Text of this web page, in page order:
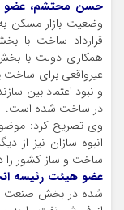
حسن محتشم، عضو
قرارداد ساخت با
همکاری دولت با
غیرواقعی برای
و نبود اعتماد بین
در ساخت شده است.
وی تصریح کرد:
انبوه سازان نیز
ساخت و ساز کشور را
عضو هیئت رئیسه
شده در بخش صنعت